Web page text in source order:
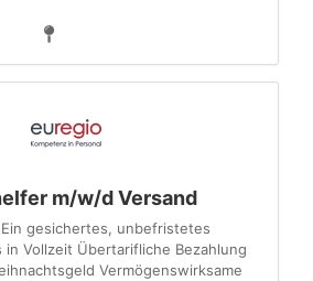
m/w/d Versand
gesichertes, unbefristetes
in Vollzeit Übertarifliche Bezahlung
Vermögenswirksame